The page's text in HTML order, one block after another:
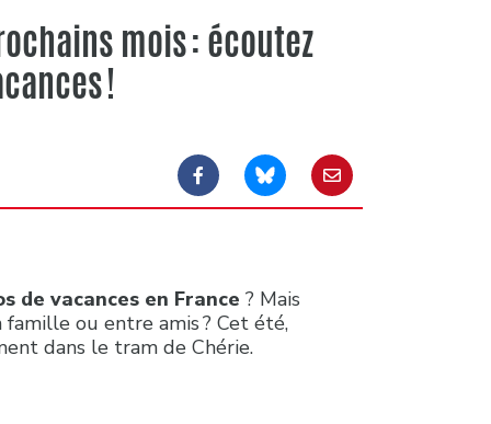
mois : écoutez
!
de vacances en France ? Mais
famille ou entre amis ? Cet été,
dans le tram de Chérie.